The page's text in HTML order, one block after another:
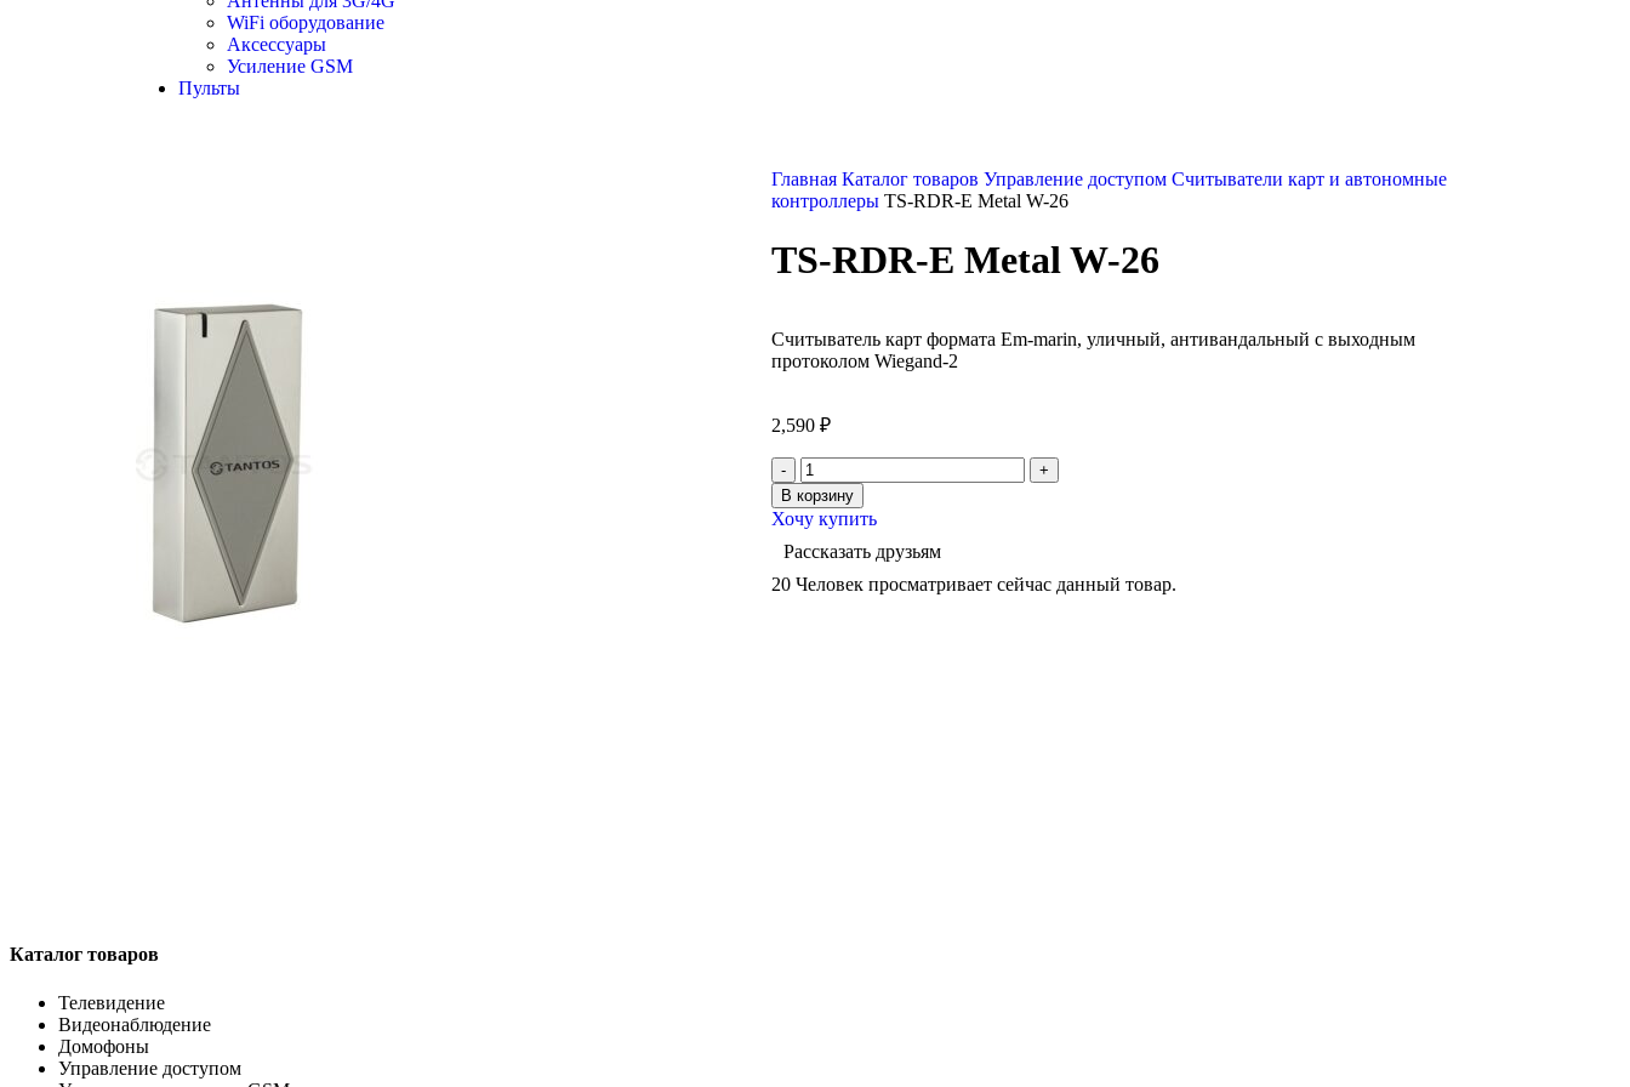
WiFi оборудование
Аксессуары
Усиление GSM
Пульты
ГлавнаяКаталог товаровУправление доступомСчитыватели карт и автономные
контроллерыTS-RDR-E Metal W-26
TS-RDR-E Metal W-26
Считыватель карт формата Em-marin, уличный, антивандальный с выходным
протоколом Wiegand-2
2,590₽
В корзину
Хочу купить
Рассказать друзьям
20 Человек просматривает сейчас данный товар.
Каталог товаров
Телевидение
Видеонаблюдение
Домофоны
Управление доступом